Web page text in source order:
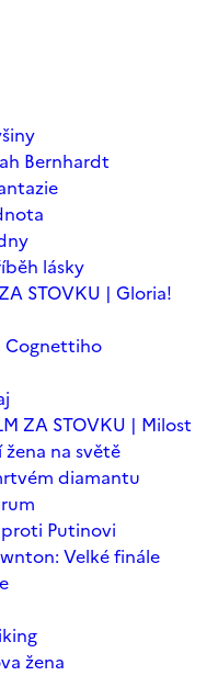
Bernhardt
lásky
STOVKU | Gloria!
Cognettiho
ZA STOVKU | Milost
na světě
diamantu
proti Putinovi
Velké finále
žena